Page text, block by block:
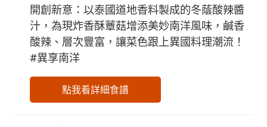
開創新意：以泰國道地香料製成的冬蔭酸辣醬
汁，為現炸香酥蕈菇增添美妙南洋風味，鹹香
酸辣、層次豐富，讓菜色跟上異國料理潮流！
#異享南洋
點我看詳細食譜